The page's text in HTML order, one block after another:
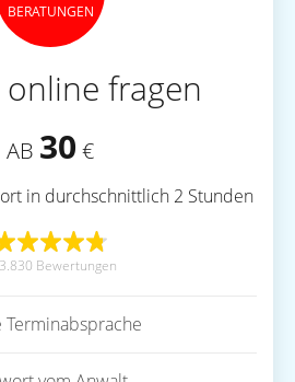
BERATUNGEN
fragen
AB 30 €
in durchschnittlich 2 Stunden
Bewertungen
Terminabsprache